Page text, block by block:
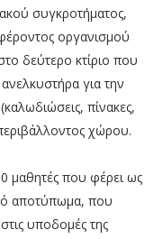
συγκροτήματος,
οργανισμού
δεύτερο κτίριο που
για την
πίνακες,
χώρου.
μαθητές που φέρει ως
αποτύπωμα, που
υποδομές της